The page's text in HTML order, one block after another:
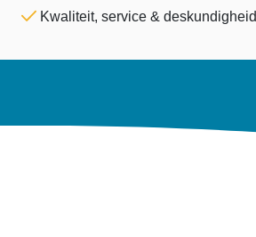
Kwaliteit, service & deskundigheid